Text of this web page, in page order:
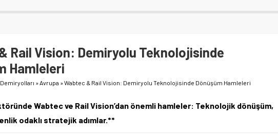
Rail Vision: Demiryolu Teknolojisinde
Hamleleri
»Avrupa »Wabtec & Rail Vision: Demiryolu Teknolojisinde Dönüşüm Hamleleri
Wabtec ve Rail Vision’dan önemli hamleler: Teknolojik dönüşüm,
odaklı stratejik adımlar.**